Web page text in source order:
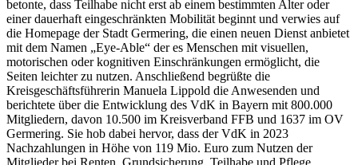
betonte, dass Teilhabe nicht erst ab einem bestimmten Alter oder
einer dauerhaft eingeschränkten Mobilität beginnt und verwies auf
die Homepage der Stadt Germering, die einen neuen Dienst anbietet
mit dem Namen „Eye-Able“ der es Menschen mit visuellen,
motorischen oder kognitiven Einschränkungen ermöglicht, die
Seiten leichter zu nutzen. Anschließend begrüßte die
Kreisgeschäftsführerin Manuela Lippold die Anwesenden und
berichtete über die Entwicklung des VdK in Bayern mit 800.000
Mitgliedern, davon 10.500 im Kreisverband FFB und 1637 im OV
Germering. Sie hob dabei hervor, dass der VdK in 2023
Nachzahlungen in Höhe von 119 Mio. Euro zum Nutzen der
Mitglieder bei Renten, Grundsicherung, Teilhabe und Pflege